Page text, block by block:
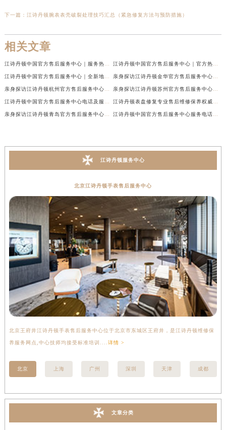
下一篇： 江诗丹顿腕表表壳破裂处理技巧汇总（紧急修复方法与预防措施）
相关文章
江诗丹顿服务中心
北京江诗丹顿手表售后服务中心
北京王府井江诗丹顿手表售后服务中心位于北京市东城区王府井，是江诗丹顿维修保
养服务网点,中心技师均接受标准培训.... 详情 >
北京 上海 广州 深圳 天津 成都
文章分类